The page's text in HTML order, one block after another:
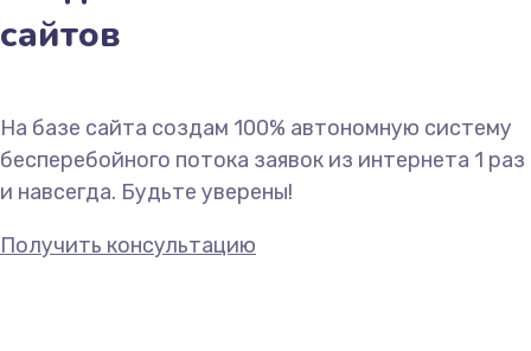
сайтов
На базе сайта создам 100% автономную систему
бесперебойного потока заявок из интернета 1 раз
и навсегда. Будьте уверены!
Получить консультацию